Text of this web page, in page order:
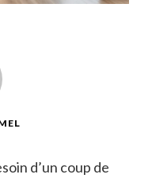
d’un coup de